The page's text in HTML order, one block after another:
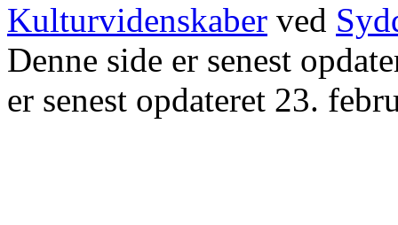
Kulturvidenskaber ved
Denne side er senest
er senest opdateret 23.